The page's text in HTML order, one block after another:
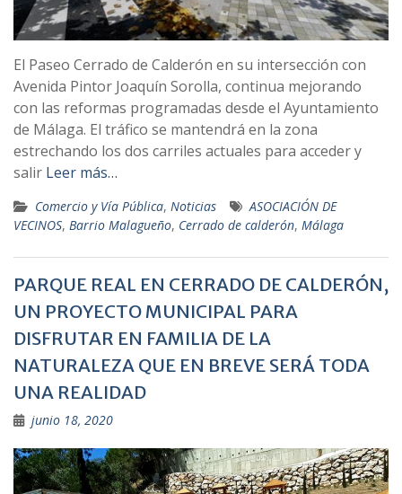
El Paseo Cerrado de Calderón en su intersección con
Avenida Pintor Joaquín Sorolla, continua mejorando
con las reformas programadas desde el Ayuntamiento
de Málaga. El tráfico se mantendrá en la zona
estrechando los dos carriles actuales para acceder y
salir Leer más…
Comercio y Vía Pública, Noticias
ASOCIACIÓN DE
VECINOS, Barrio Malagueño, Cerrado de calderón, Málaga
PARQUE REAL EN CERRADO DE CALDERÓN,
UN PROYECTO MUNICIPAL PARA
DISFRUTAR EN FAMILIA DE LA
NATURALEZA QUE EN BREVE SERÁ TODA
UNA REALIDAD
junio 18, 2020